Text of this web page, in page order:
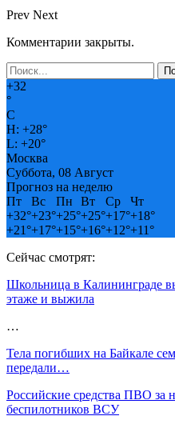
Prev Next
Комментарии закрыты.
+32
°
C
H: +28°
L: +20°
Москва
Суббота, 08 Август
Прогноз на неделю
Пт
Вс Пн Вт Ср
Чт
+32°+23°+25°+25°+17°+18°
+21°+17°+15°+16°+12°+11°
Сейчас смотрят:
Школьница в Калининграде
этаже и выжила
…
Тела погибших на Байкале
передали…
Российские средства ПВО за
беспилотников ВСУ